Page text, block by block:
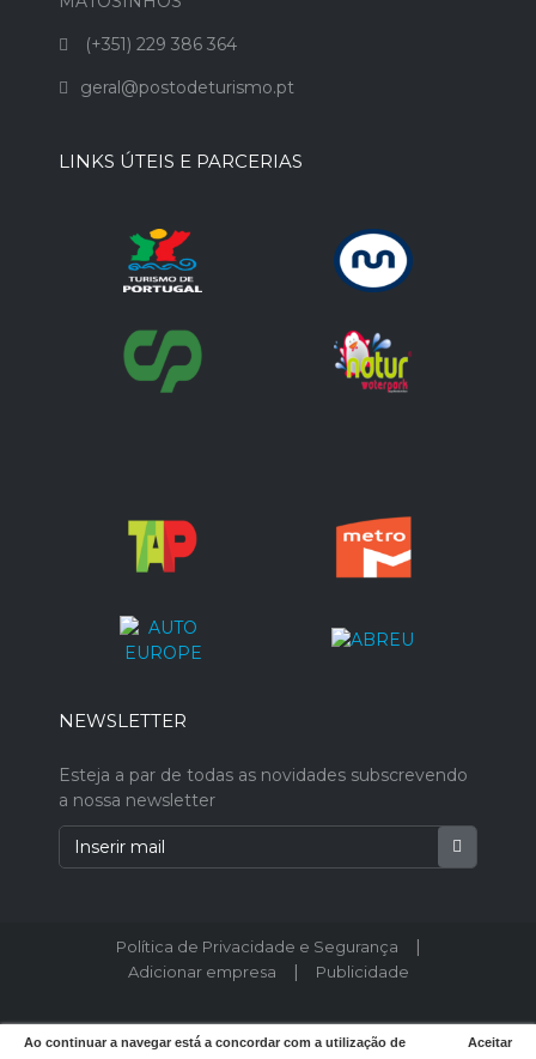
(+351) 229 386 364
geral@postodeturismo.pt
LINKS ÚTEIS E PARCERIAS
NEWSLETTER
Esteja a par de todas as novidades subscrevendo
a nossa newsletter
Política de Privacidade e Segurança
Adicionar empresa Publicidade
© 2026 Postodeturismo.pt - Todos os direitos reservados.
Ao continuar a navegar está a concordar com a utilização de
Aceitar